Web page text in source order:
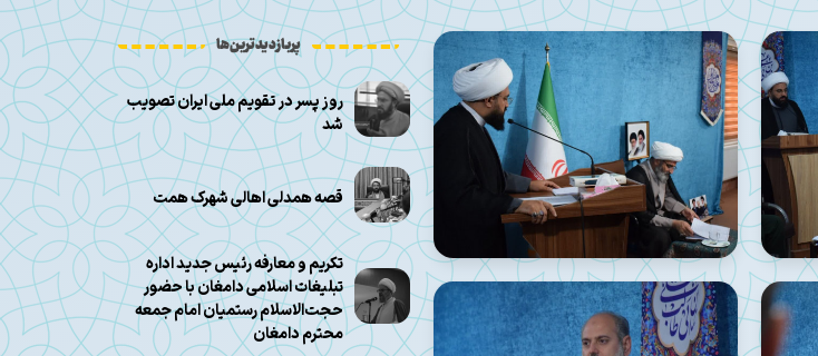
پربازدیدترین‌ها
روز پسر در تقویم ملی ایران تصویب
شد
قصه همدلی اهالی شهرک همت
تکریم و معارفه رئیس جدید اداره
تبلیغات اسلامی دامغان با حضور
حجت‌الاسلام رستمیان امام جمعه
محترم دامغان